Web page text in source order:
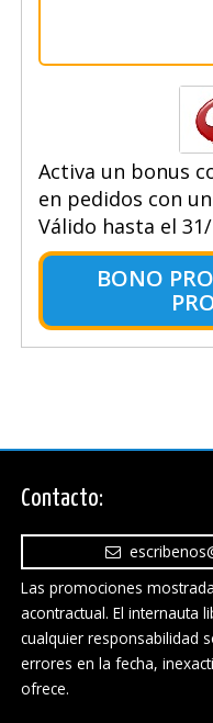
Activa un bonus
en pedidos con
Válido hasta el
BONO
Contacto:
Las promociones
acontractual. El internauta
cualquier responsabilidad
errores en la fecha,
ofrece.